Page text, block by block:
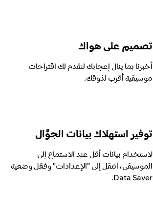
تصميم على هواك
أخبرنا بما ينال إعجابك لنقدم لك اقتراحات
موسيقية أقرب لذوقك.
توفير استهلاك بيانات الجوَّال
لاستخدام بيانات أقل عند الاستماع إلى
الموسيقى، انتقل إلى "الإعدادات" وفعّل وضعية
Data Saver.